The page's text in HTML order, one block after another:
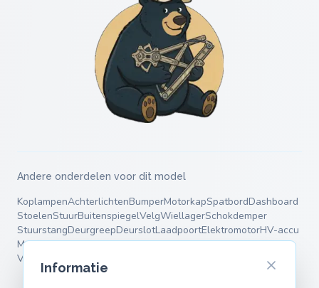
Andere onderdelen voor dit model
KoplampenAchterlichtenBumperMotorkapSpatbordDashboard
StoelenStuurBuitenspiegelVelgWiellagerSchokdemper
StuurstangDeurgreepDeurslotLaadpoortElektromotorHV-accu
MotorsteunRemschijvenRemblokkenRemklauwRemtrommel
Veren
Informatie